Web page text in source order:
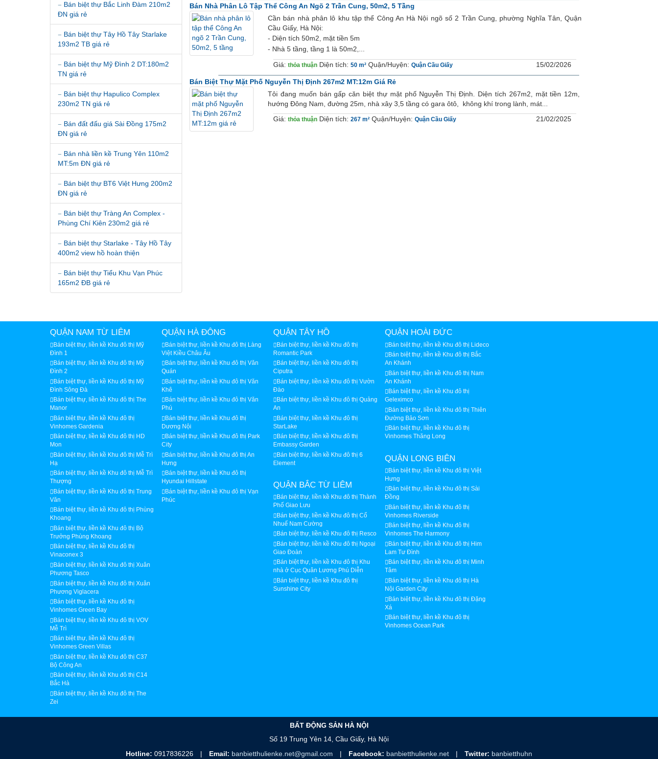
Bán biệt thự Bắc Linh Đàm 210m2
ĐN giá rẻ
Bán biệt thự Tây Hồ Tây Starlake
193m2 TB giá rẻ
Bán biệt thự Mỹ Đình 2 DT:180m2
TN giá rẻ
Bán biệt thự Hapulico Complex
230m2 TN giá rẻ
Bán đất đấu giá Sài Đồng 175m2
ĐN giá rẻ
Bán nhà liền kề Trung Yên 110m2
MT:5m ĐN giá rẻ
Bán biệt thự BT6 Việt Hưng 200m2
ĐN giá rẻ
Bán biệt thự Tràng An Complex -
Phùng Chí Kiên 230m2 giá rẻ
Bán biệt thự Starlake - Tây Hồ Tây
400m2 view hồ hoàn thiện
Bán biệt thự Tiểu Khu Vạn Phúc
165m2 ĐB giá rẻ
Bán Nhà Phân Lô Tập Thể Công An Ngõ 2 Trần Cung, 50m2, 5 Tầng
Cần bán nhà phân lô khu tập thể Công An Hà Nội ngõ số 2 Trần Cung, phường Nghĩa Tân, Quận
Cầu Giấy, Hà Nội:
- Diện tích 50m2, mặt tiền 5m
- Nhà 5 tầng, tầng 1 là 50m2,...
Giá: thỏa thuận Diện tích: 50 m² Quận/Huyện: Quận Cầu Giấy 15/02/2026
Bán Biệt Thự Mặt Phố Nguyễn Thị Định 267m2 MT:12m Giá Rẻ
Tôi đang muốn bán gấp căn biệt thự mặt phố Nguyễn Thị Định. Diện tích 267m2, mặt tiền 12m,
hướng Đông Nam, đường 25m, nhà xây 3,5 tầng có gara ôtô, không khí trong lành, mát...
Giá: thỏa thuận Diện tích: 267 m² Quận/Huyện: Quận Cầu Giấy 21/02/2025
QUẬN NAM TỪ LIÊM
Bán biệt thự, liền kề Khu đô thị Mỹ
Đình 1
Bán biệt thự, liền kề Khu đô thị Mỹ
Đình 2
Bán biệt thự, liền kề Khu đô thị Mỹ
Đình Sông Đà
Bán biệt thự, liền kề Khu đô thị The
Manor
Bán biệt thự, liền kề Khu đô thị
Vinhomes Gardenia
Bán biệt thự, liền kề Khu đô thị HD
Mon
Bán biệt thự, liền kề Khu đô thị Mễ Trì
Hạ
Bán biệt thự, liền kề Khu đô thị Mễ Trì
Thượng
Bán biệt thự, liền kề Khu đô thị Trung
Văn
Bán biệt thự, liền kề Khu đô thị Phùng
Khoang
Bán biệt thự, liền kề Khu đô thị Bộ
Trưởng Phùng Khoang
Bán biệt thự, liền kề Khu đô thị
Vinaconex 3
Bán biệt thự, liền kề Khu đô thị Xuân
Phương Tasco
Bán biệt thự, liền kề Khu đô thị Xuân
Phương Viglacera
Bán biệt thự, liền kề Khu đô thị
Vinhomes Green Bay
Bán biệt thự, liền kề Khu đô thị VOV
Mễ Trì
Bán biệt thự, liền kề Khu đô thị
Vinhomes Green Villas
Bán biệt thự, liền kề Khu đô thị C37
Bộ Công An
Bán biệt thự, liền kề Khu đô thị C14
Bắc Hà
Bán biệt thự, liền kề Khu đô thị The
Zei
QUẬN HÀ ĐÔNG
Bán biệt thự, liền kề Khu đô thị Làng
Việt Kiều Châu Âu
Bán biệt thự, liền kề Khu đô thị Văn
Quán
Bán biệt thự, liền kề Khu đô thị Văn
Khê
Bán biệt thự, liền kề Khu đô thị Văn
Phú
Bán biệt thự, liền kề Khu đô thị
Dương Nội
Bán biệt thự, liền kề Khu đô thị Park
City
Bán biệt thự, liền kề Khu đô thị An
Hưng
Bán biệt thự, liền kề Khu đô thị
Hyundai Hillstate
Bán biệt thự, liền kề Khu đô thị Vạn
Phúc
QUẬN TÂY HỒ
Bán biệt thự, liền kề Khu đô thị
Romantic Park
Bán biệt thự, liền kề Khu đô thị
Ciputra
Bán biệt thự, liền kề Khu đô thị Vườn
Đào
Bán biệt thự, liền kề Khu đô thị Quảng
An
Bán biệt thự, liền kề Khu đô thị
StarLake
Bán biệt thự, liền kề Khu đô thị
Embassy Garden
Bán biệt thự, liền kề Khu đô thị 6
Element
QUẬN BẮC TỪ LIÊM
Bán biệt thự, liền kề Khu đô thị Thành
Phố Giao Lưu
Bán biệt thự, liền kề Khu đô thị Cổ
Nhuế Nam Cường
Bán biệt thự, liền kề Khu đô thị Resco
Bán biệt thự, liền kề Khu đô thị Ngoại
Giao Đoàn
Bán biệt thự, liền kề Khu đô thị Khu
nhà ở Cục Quân Lương Phú Diễn
Bán biệt thự, liền kề Khu đô thị
Sunshine City
QUẬN HOÀI ĐỨC
Bán biệt thự, liền kề Khu đô thị Lideco
Bán biệt thự, liền kề Khu đô thị Bắc
An Khánh
Bán biệt thự, liền kề Khu đô thị Nam
An Khánh
Bán biệt thự, liền kề Khu đô thị
Geleximco
Bán biệt thự, liền kề Khu đô thị Thiên
Đường Bảo Sơn
Bán biệt thự, liền kề Khu đô thị
Vinhomes Thăng Long
QUẬN LONG BIÊN
Bán biệt thự, liền kề Khu đô thị Việt
Hưng
Bán biệt thự, liền kề Khu đô thị Sài
Đồng
Bán biệt thự, liền kề Khu đô thị
Vinhomes Riverside
Bán biệt thự, liền kề Khu đô thị
Vinhomes The Harmony
Bán biệt thự, liền kề Khu đô thị Him
Lam Tư Đình
Bán biệt thự, liền kề Khu đô thị Minh
Tâm
Bán biệt thự, liền kề Khu đô thị Hà
Nội Garden City
Bán biệt thự, liền kề Khu đô thị Đặng
Xá
Bán biệt thự, liền kề Khu đô thị
Vinhomes Ocean Park
BẤT ĐỘNG SẢN HÀ NỘI
Số 19 Trung Yên 14, Cầu Giấy, Hà Nội
Hotline: 0917836226 | Email: banbietthulienke.net@gmail.com | Facebook: banbietthulienke.net | Twitter: banbietthuhn